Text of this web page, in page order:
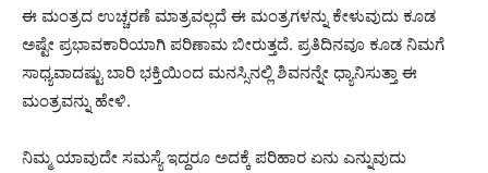
ಈ ಮಂತ್ರದ ಉಚ್ಚರಣೆ ಮಾತ್ರವಲ್ಲದೆ ಈ ಮಂತ್ರಗಳನ್ನು ಕೇಳುವುದು ಕೂಡ
ಅಷ್ಟೇ ಪ್ರಭಾವಕಾರಿಯಾಗಿ ಪರಿಣಾಮ ಬೀರುತ್ತದೆ. ಪ್ರತಿದಿನವೂ ಕೂಡ ನಿಮಗೆ
ಸಾಧ್ಯವಾದಷ್ಟು ಬಾರಿ ಭಕ್ತಿಯಿಂದ ಮನಸ್ಸಿನಲ್ಲಿ ಶಿವನನ್ನೇ ಧ್ಯಾನಿಸುತ್ತಾ ಈ
ಮಂತ್ರವನ್ನು ಹೇಳಿ.
ನಿಮ್ಮ ಯಾವುದೇ ಸಮಸ್ಯೆ ಇದ್ದರೂ ಅದಕ್ಕೆ ಪರಿಹಾರ ಏನು ಎನ್ನುವುದು